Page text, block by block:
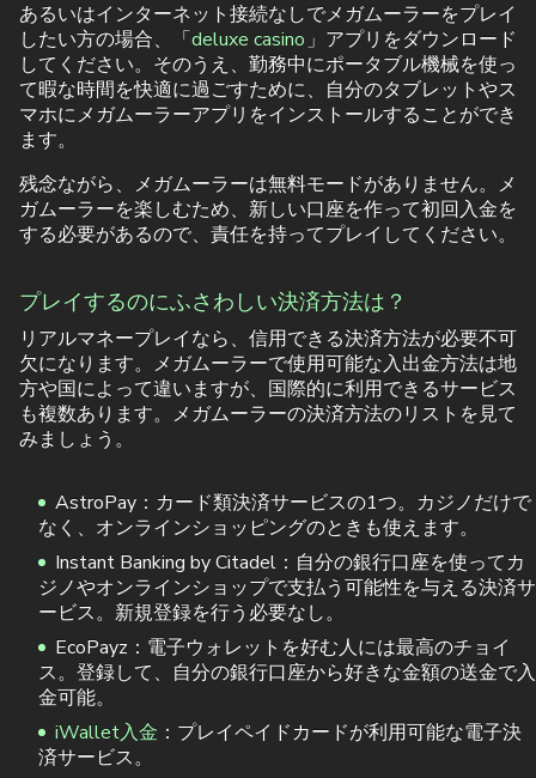
あるいはインターネット接続なしでメガムーラーをプレイ
したい方の場合、「deluxe casino 」アプリをダウンロード
してください。そのうえ、勤務中にポータブル機械を使っ
て暇な時間を快適に過ごすために、自分のタブレットやス
マホにメガムーラーアプリをインストールすることができ
ます。
残念ながら、メガムーラーは無料モードがありません。メ
ガムーラーを楽しむため、新しい口座を作って初回入金を
する必要があるので、責任を持ってプレイしてください。
プレイするのにふさわしい決済方法は？
リアルマネープレイなら、信用できる決済方法が必要不可
欠になります。メガムーラーで使用可能な入出金方法は地
方や国によって違いますが、国際的に利用できるサービス
も複数あります。メガムーラーの決済方法のリストを見て
みましょう。
AstroPay：カード類決済サービスの1つ。カジノだけで
なく、オンラインショッピングのときも使えます。
Instant Banking by Citadel：自分の銀行口座を使ってカ
ジノやオンラインショップで支払う可能性を与える決済サ
ービス。新規登録を行う必要なし。
EcoPayz：電子ウォレットを好む人には最高のチョイ
ス。登録して、自分の銀行口座から好きな金額の送金で入
金可能。
iWallet入金 ：プレイペイドカードが利用可能な電子決
済サービス。